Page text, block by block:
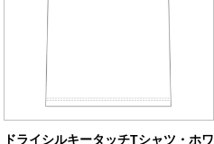
ドライシルキータッチTシャツ・ホワ